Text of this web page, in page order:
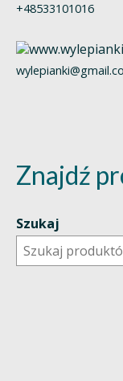
+48533101016
Znajdź
Szukaj